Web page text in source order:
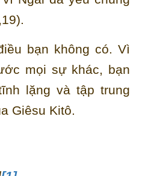
bạn không có. Vì
mọi sự khác, bạn
lặng và tập trung
Giêsu Kitô.